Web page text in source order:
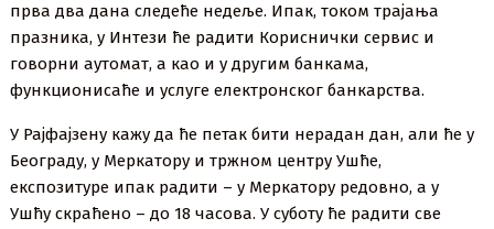
прва два дана следеће недеље. Ипак, током трајања
празника, у Интези ће радити Кориснички сервис и
говорни аутомат, а као и у другим банкама,
функционисаће и услуге електронског банкарства.
У Рајфајзену кажу да ће петак бити нерадан дан, али ће у
Београду, у Меркатору и тржном центру Ушће,
експозитуре ипак радити – у Меркатору редовно, а у
Ушћу скраћено – до 18 часова. У суботу ће радити све